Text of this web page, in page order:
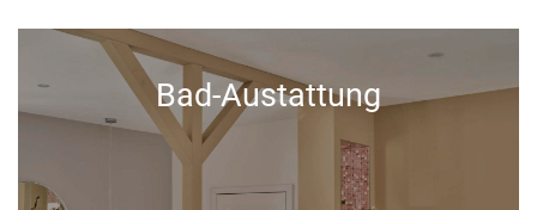
Bad-Austattung